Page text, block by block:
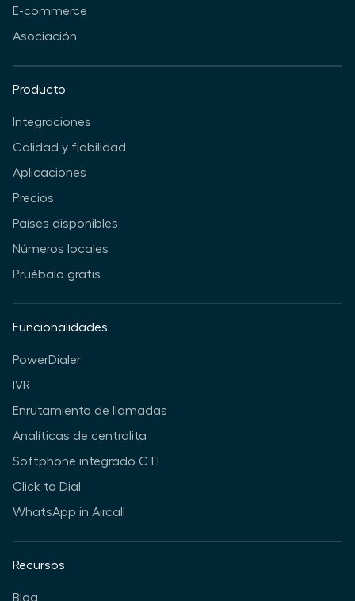
E-commerce
Asociación
Producto
Integraciones
Calidad y fiabilidad
Aplicaciones
Precios
Países disponibles
Números locales
Pruébalo gratis
Funcionalidades
PowerDialer
IVR
Enrutamiento de llamadas
Analíticas de centralita
Softphone integrado CTI
Click to Dial
WhatsApp in Aircall
Recursos
Blog